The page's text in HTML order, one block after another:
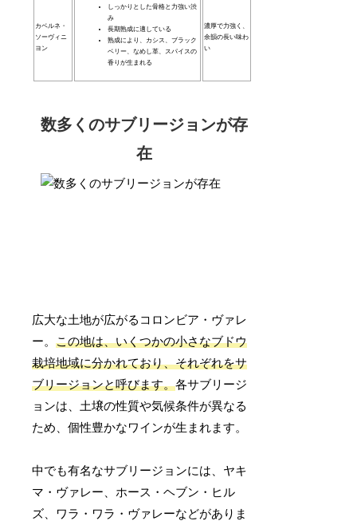
カベルネ・
ソーヴィニ
ヨン
しっかりとした骨格と力強い渋
み
長期熟成に適している
熟成により、カシス、ブラック
ベリー、なめし革、スパイスの
香りが生まれる
濃厚で力強く、
余韻の長い味わ
い
数多くのサブリージョンが存
在
広大な土地が広がるコロンビア・ヴァレ
ー。この地は、いくつかの小さなブドウ
栽培地域に分かれており、それぞれをサ
ブリージョンと呼びます。各サブリージ
ョンは、土壌の性質や気候条件が異なる
ため、個性豊かなワインが生まれます。
中でも有名なサブリージョンには、ヤキ
マ・ヴァレー、ホース・ヘブン・ヒル
ズ、ワラ・ワラ・ヴァレーなどがありま